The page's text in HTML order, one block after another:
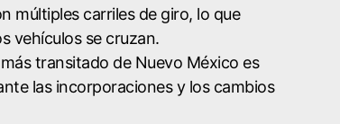
múltiples carriles de giro, lo que
vehículos se cruzan.
transitado de Nuevo México es
las incorporaciones y los cambios